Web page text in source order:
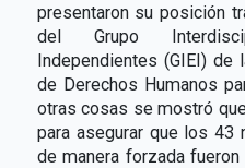
presentaron su posición
del Grupo
Independientes (GIEI) de
de Derechos Humanos
otras cosas se mostró
para asegurar que los 43
de manera forzada